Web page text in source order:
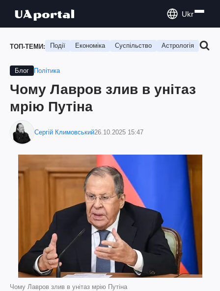
Ukr
ТОП-ТЕМИ: Події Економіка Суспільство Астрологія
Блог Політика
Чому Лавров злив в унітаз
мрію Путіна
Сергій Климовський26.10.2025 15:47
Чому Лавров злив в унітаз мрію Путіна